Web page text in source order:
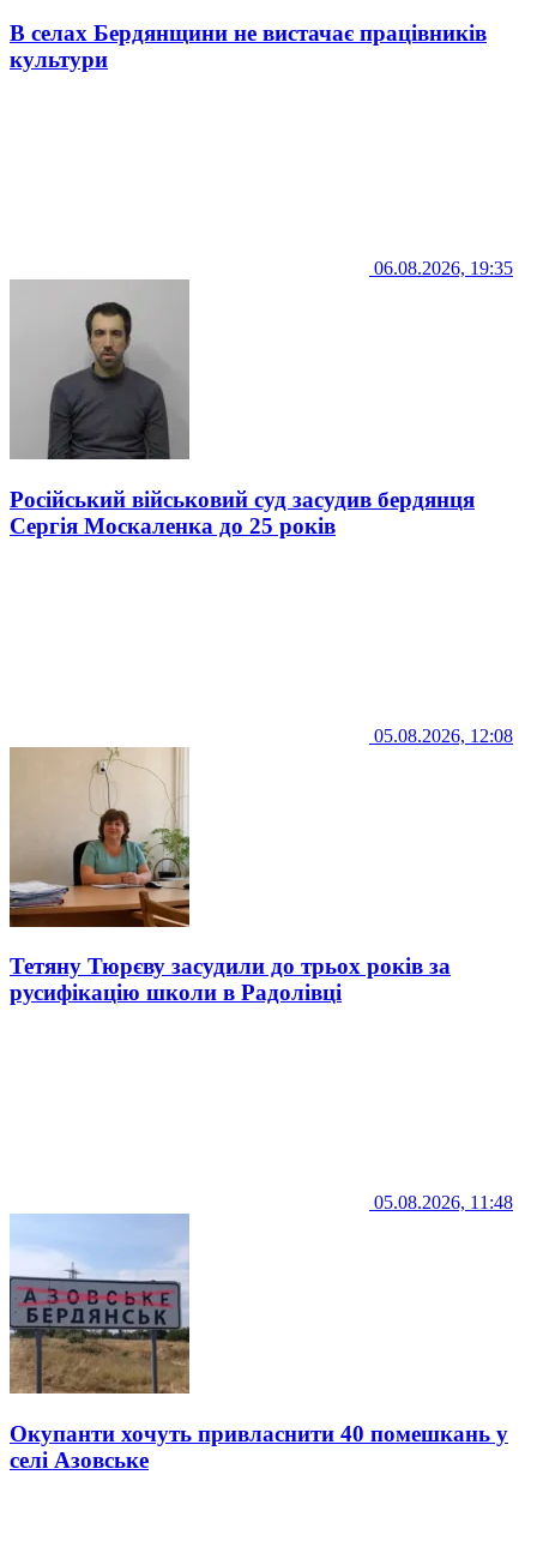
В селах Бердянщини не вистачає працівників
культури
06.08.2026, 19:35
Російський військовий суд засудив бердянця
Сергія Москаленка до 25 років
05.08.2026, 12:08
Тетяну Тюрєву засудили до трьох років за
русифікацію школи в Радолівці
05.08.2026, 11:48
Окупанти хочуть привласнити 40 помешкань у
селі Азовське